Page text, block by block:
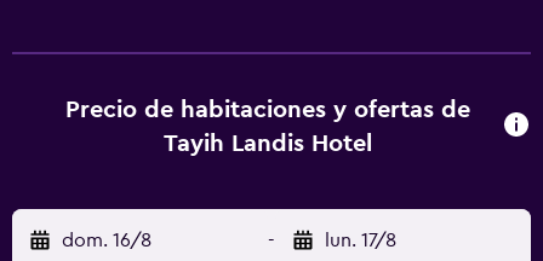
infantil del establecimiento. Asimismo, dispone de un
centro de fitness con una piscina. Todas las habitaciones
baño que incluye unas zapatillas y albornoces. Los
huéspedes Tayih Landis Hotel pueden disfrutar de la
Precio de habitaciones y ofertas de
Tayih Landis Hotel
dom. 16/8 - lun. 17/8